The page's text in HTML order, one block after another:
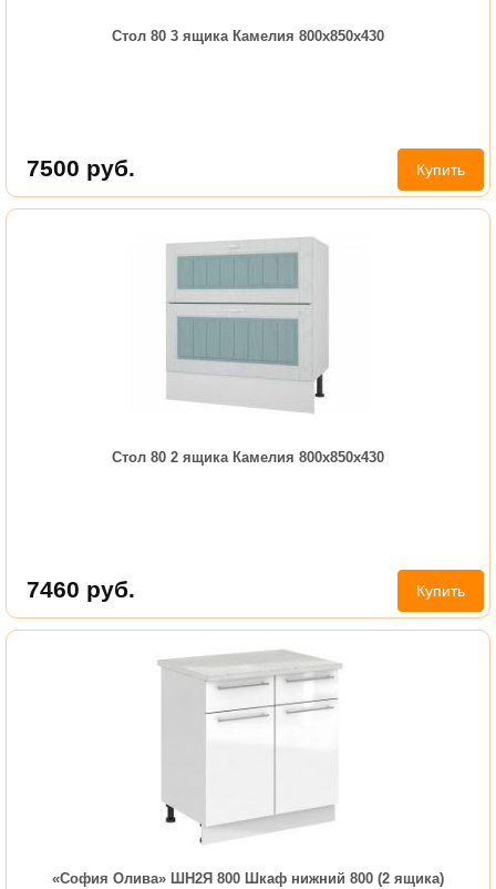
Стол 80 3 ящика Камелия 800х850х430
7500 руб. Купить
Стол 80 2 ящика Камелия 800х850х430
7460 руб. Купить
«София Олива» ШН2Я 800 Шкаф нижний 800 (2 ящика)